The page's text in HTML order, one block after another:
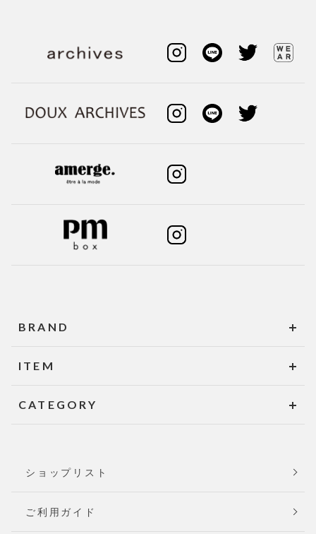
BRAND
ITEM
CATEGORY
ショップリスト
ご利用ガイド